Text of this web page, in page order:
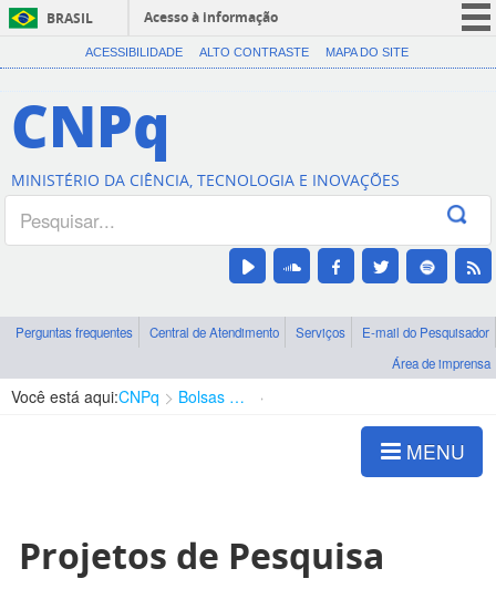
BRASIL
Acesso à informação
CORONAVÍRUS (COVID-19)
Canais
ACESSIBILIDADE ALTO CONTRASTE MAPA DO SITE
CNPq
MINISTÉRIO DA CIÊNCIA, TECNOLOGIA E INOVAÇÕES
Perguntas frequentes Central de Atendimento Serviços
E-mail do Pesquisador
Área de imprensa
Você está aqui:CNPq Bolsas e Auxílios Vigentes
MENU
Projetos de Pesquisa